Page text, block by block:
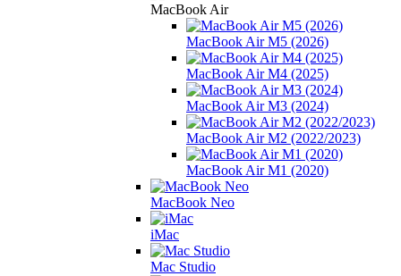
MacBook Air
MacBook Air M5 (2026)
MacBook Air M4 (2025)
MacBook Air M3 (2024)
MacBook Air M2 (2022/2023)
MacBook Air M1 (2020)
MacBook Neo
iMac
Mac Studio